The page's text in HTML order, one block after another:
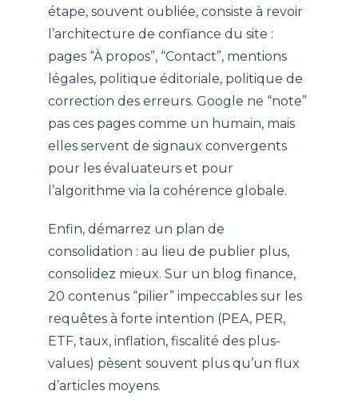
étape, souvent oubliée, consiste à revoir
l’architecture de confiance du site :
pages “À propos”, “Contact”, mentions
légales, politique éditoriale, politique de
correction des erreurs. Google ne “note”
pas ces pages comme un humain, mais
elles servent de signaux convergents
pour les évaluateurs et pour
l’algorithme via la cohérence globale.
Enfin, démarrez un plan de
consolidation : au lieu de publier plus,
consolidez mieux. Sur un blog finance,
20 contenus “pilier” impeccables sur les
requêtes à forte intention (PEA, PER,
ETF, taux, inflation, fiscalité des plus-
values) pèsent souvent plus qu’un flux
d’articles moyens.